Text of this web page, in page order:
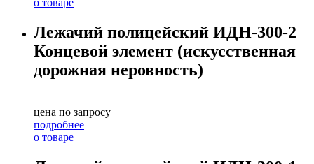
о товаре
Лежачий полицейский ИДН-300-2
Концевой элемент (искусственная
дорожная неровность)
цена по запросу
подробнее
о товаре